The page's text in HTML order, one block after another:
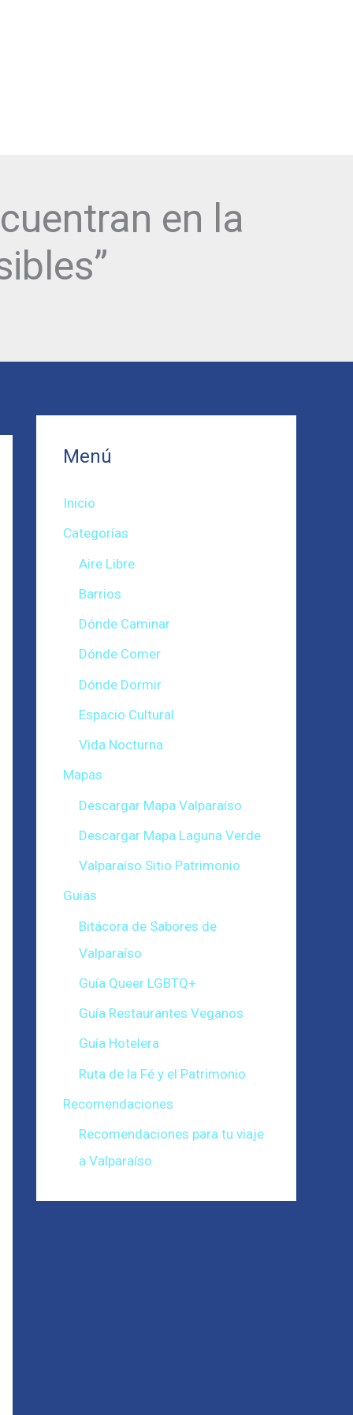
en la
Menú
Inicio
Categorías
Aire Libre
Barrios
Dónde Caminar
Dónde Comer
Dónde Dormir
Espacio Cultural
Vida Nocturna
Mapas
Descargar Mapa Valparaíso
Descargar Mapa Laguna Verde
Valparaíso Sitio Patrimonio
Guias
Bitácora de Sabores de
Valparaíso
Guía Queer LGBTQ+
Guía Restaurantes Veganos
Guía Hotelera
Ruta de la Fé y el Patrimonio
Recomendaciones
Recomendaciones para tu viaje
a Valparaíso